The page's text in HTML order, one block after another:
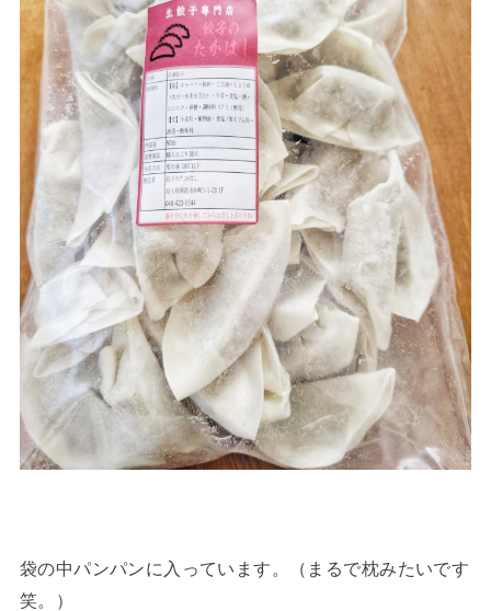
袋の中パンパンに入っています。（まるで枕みたいです
笑。）